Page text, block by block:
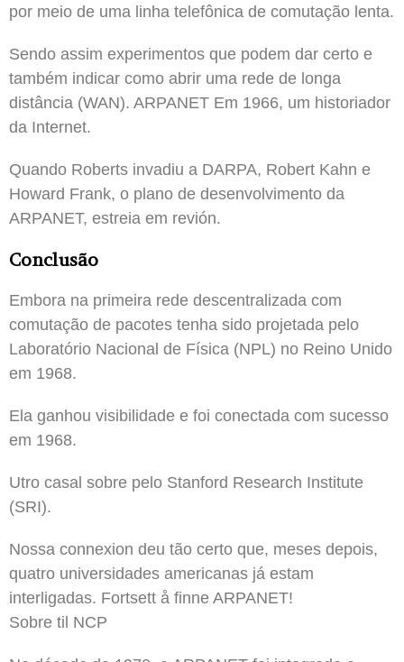
por meio de uma linha telefônica de comutação lenta.
Sendo assim experimentos que podem dar certo e
também indicar como abrir uma rede de longa
distância (WAN). ARPANET Em 1966, um historiador
da Internet.
Quando Roberts invadiu a DARPA, Robert Kahn e
Howard Frank, o plano de desenvolvimento da
ARPANET, estreia em revión.
Conclusão
Embora na primeira rede descentralizada com
comutação de pacotes tenha sido projetada pelo
Laboratório Nacional de Física (NPL) no Reino Unido
em 1968.
Ela ganhou visibilidade e foi conectada com sucesso
em 1968.
Utro casal sobre pelo Stanford Research Institute
(SRI).
Nossa connexion deu tão certo que, meses depois,
quatro universidades americanas já estam
interligadas. Fortsett å finne ARPANET!
Sobre til NCP